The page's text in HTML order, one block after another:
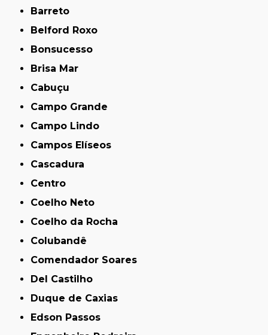
Barreto
Belford Roxo
Bonsucesso
Brisa Mar
Cabuçu
Campo Grande
Campo Lindo
Campos Elíseos
Cascadura
Centro
Coelho Neto
Coelho da Rocha
Colubandê
Comendador Soares
Del Castilho
Duque de Caxias
Edson Passos